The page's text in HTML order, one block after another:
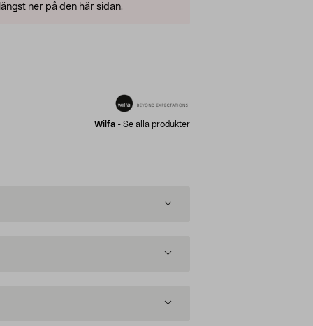
ner på den här sidan.
Wilfa - Se alla produkter